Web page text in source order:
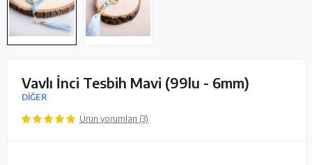
Vavlı İnci Tesbih Mavi (99lu - 6mm)
DİĞER
Ürün yorumları (3)